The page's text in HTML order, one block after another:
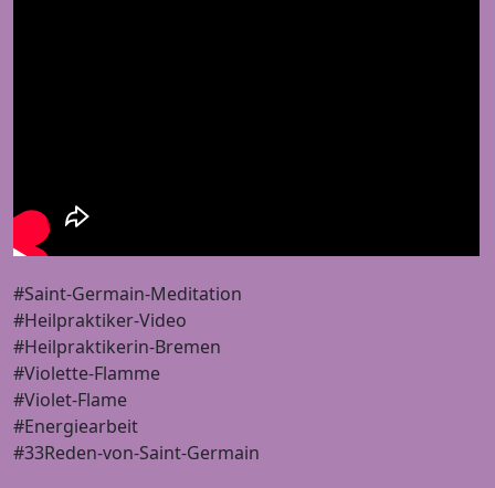
#Saint-Germain-Meditation
#Heilpraktiker-Video
#Heilpraktikerin-Bremen
#Violette-Flamme
#Violet-Flame
#Energiearbeit
#33Reden-von-Saint-Germain